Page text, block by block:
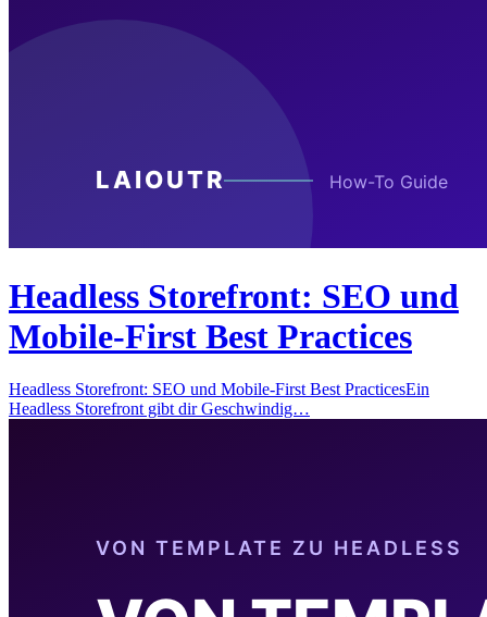
Headless Storefront: SEO und
Mobile-First Best Practices
Headless Storefront: SEO und Mobile-First Best PracticesEin
Headless Storefront gibt dir Geschwindig…